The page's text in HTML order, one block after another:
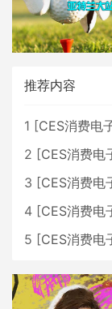
推荐内容
1 [CES消费电
2 [CES消费电
3 [CES消费电
4 [CES消费电
5 [CES消费电